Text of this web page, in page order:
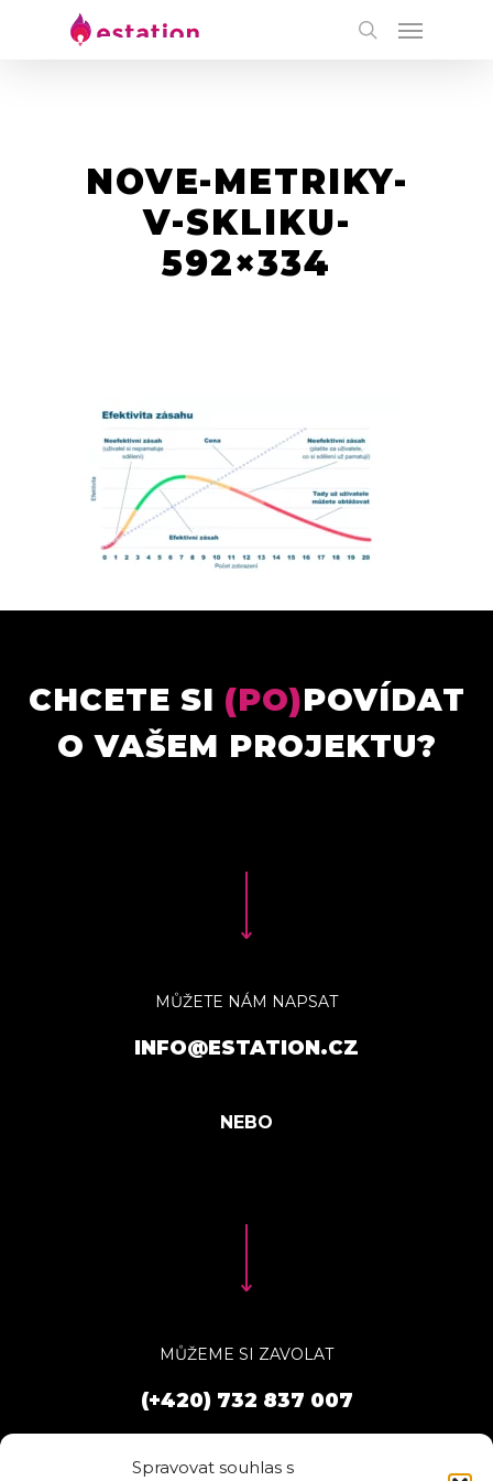
Spravovat souhlas s
NOVE-METRIKY-
V-SKLIKU-
592×334
CHCETE SI (PO)POVÍDAT
O VAŠEM PROJEKTU?
MŮŽETE NÁM NAPSAT
INFO@ESTATION.CZ
MŮŽEME SI ZAVOLAT
(+420) 732 837 007